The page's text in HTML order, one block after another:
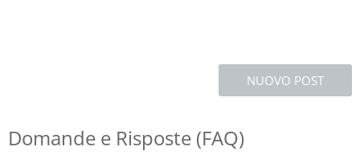
NUOVO POST
Domande e Risposte (FAQ)